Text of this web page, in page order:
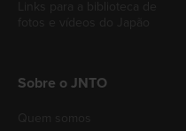
Sobre o JNTO